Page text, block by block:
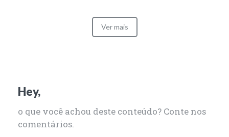
Ver mais
Hey,
o que você achou deste conteúdo? Conte nos
comentários.